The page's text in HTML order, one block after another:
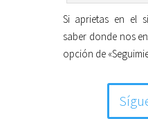
Si aprietas en el
saber donde nos
opción de